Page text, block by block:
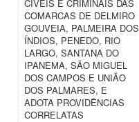
CÍVEIS E CRIMINAIS DAS
COMARCAS DE DELMIRO
GOUVEIA, PALMEIRA DOS
ÍNDIOS, PENEDO, RIO
LARGO, SANTANA DO
IPANEMA, SÃO MIGUEL
DOS CAMPOS E UNIÃO
DOS PALMARES, E
ADOTA PROVIDÊNCIAS
CORRELATAS